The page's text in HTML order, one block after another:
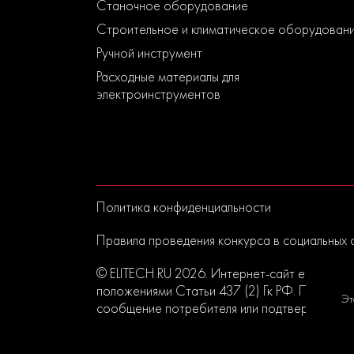
Станочное оборудование
Строительное и климатическое
Ручной инструмент
Расходные материалы для
электроинструментов
Политика конфиденциальности
Правила проведения конкурса в социальных
© ELITECH.RU 2026. Интернет-сайт
положениями Статьи 437 (2) Гк РФ.
сообщение потребителя или